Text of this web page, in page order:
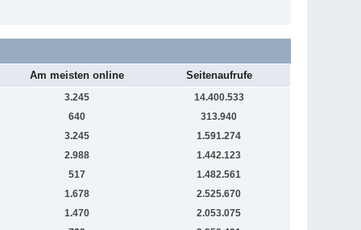
Am meisten online Seitenaufrufe
3.245
14.400.533
640
313.940
3.245
1.591.274
2.988
1.442.123
517
1.482.561
1.678
2.525.670
1.470
2.053.075